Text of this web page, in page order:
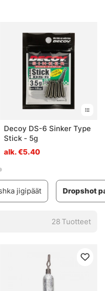
Decoy DS-6 Sinker Type
Stick - 5g
alk. €5.40
jigipäät Dropshot
28 Tuotteet